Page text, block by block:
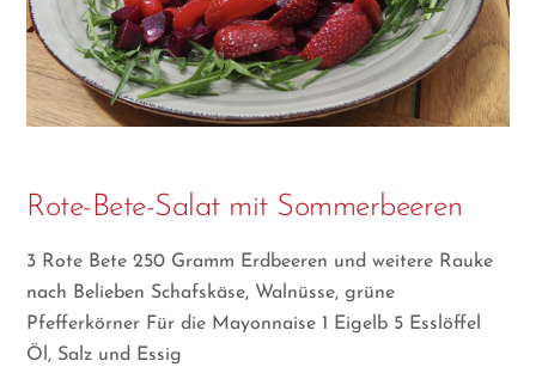
Rote-Bete-Salat mit Sommerbeeren
3 Rote Bete 250 Gramm Erdbeeren und weitere Rauke
nach Belieben Schafskäse, Walnüsse, grüne
Pfefferkörner Für die Mayonnaise 1 Eigelb 5 Esslöffel
Öl, Salz und Essig